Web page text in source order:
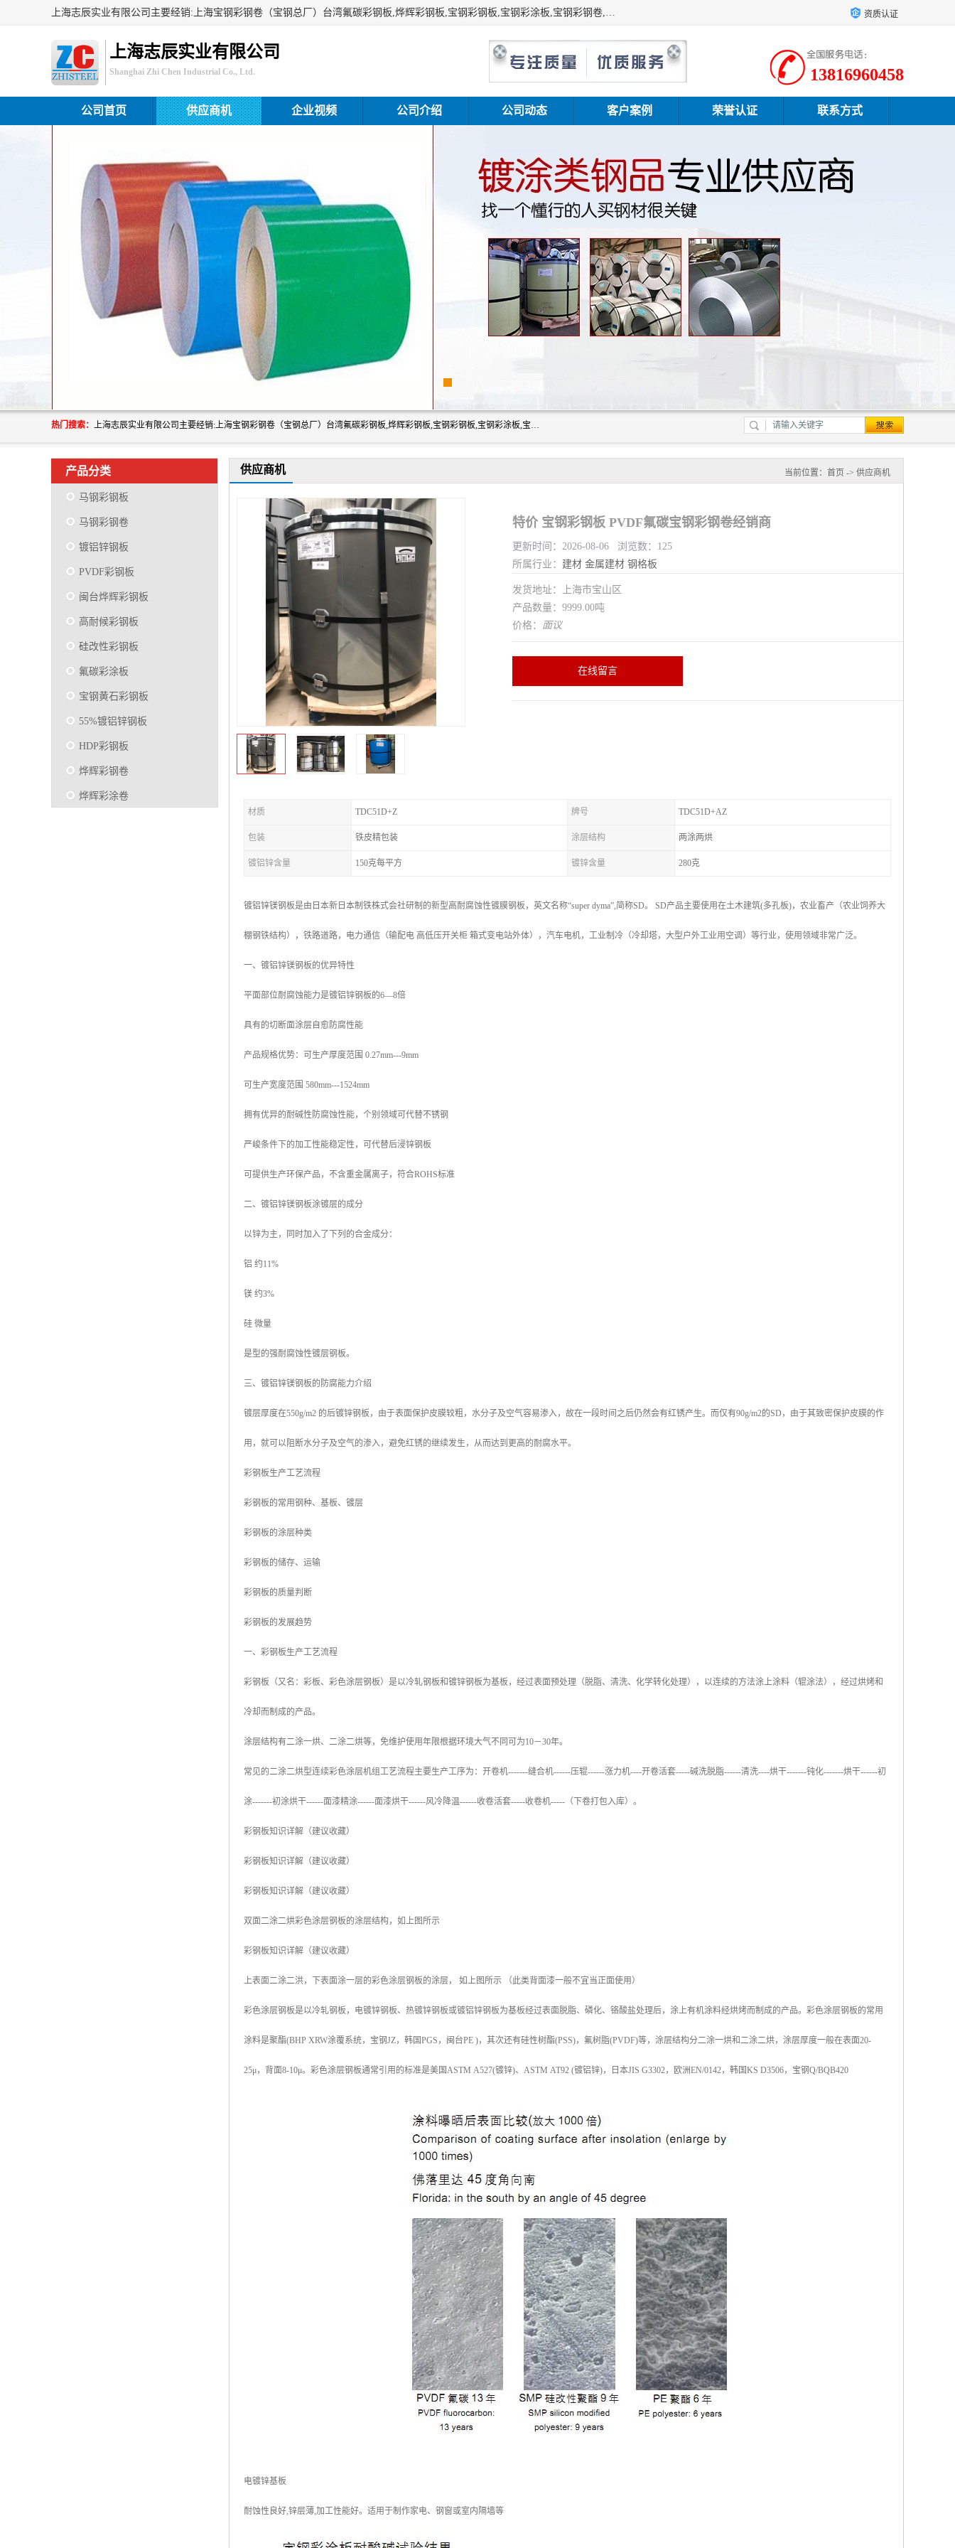
上海志辰实业有限公司主要经销:上海宝钢彩钢卷（宝钢总厂）台湾氟碳彩钢板,烨辉彩钢板,宝钢彩钢板,宝钢彩涂板,宝钢彩钢卷,马钢彩钢板,马钢彩钢卷,镀铝锌钢板,PVDF彩钢板,台湾烨辉彩钢板,高耐候彩钢板,硅改性彩钢板,规格齐全。 资质认证
上海志辰实业有限公司
Shanghai Zhi Chen Industrial Co., Ltd. 13816960458
公司首页 供应商机 企业视频 公司介绍 公司动态 客户案例 荣誉认证 联系方式
热门搜索： 上海志辰实业有限公司主要经销:上海宝钢彩钢卷（宝钢总厂）台湾氟碳彩钢板,烨辉彩钢板,宝钢彩钢板,宝钢彩涂板,宝钢彩钢卷,马钢彩钢板,马钢彩钢卷,镀铝锌钢板,PVDF彩钢板,台湾烨辉彩钢板,高耐候彩钢板,硅改性彩钢板,规格齐全。
产品分类
马钢彩钢板
马钢彩钢卷
镀铝锌钢板
PVDF彩钢板
闽台烨辉彩钢板
高耐候彩钢板
硅改性彩钢板
氟碳彩涂板
宝钢黄石彩钢板
55%镀铝锌钢板
HDP彩钢板
烨辉彩钢卷
烨辉彩涂卷
供应商机 当前位置： 首页 -> 供应商机
特价 宝钢彩钢板 PVDF氟碳宝钢彩钢卷经销商
更新时间：2026-08-06 浏览数：125
所属行业： 建材 金属建材 钢格板
发货地址：上海市宝山区
产品数量：9999.00吨
价格： 面议
在线留言
材质 TDC51D+Z 牌号 TDC51D+AZ
包装 铁皮精包装 涂层结构 两涂两烘
镀铝锌含量 150克每平方 镀锌含量 280克
镀铝锌镁钢板是由日本新日本制铁株式会社研制的新型高耐腐蚀性镀膜钢板，英文名称“super dyma”,简称SD。 SD产品主要使用在土木建筑(多孔板)，农业畜产（农业饲养大
棚钢铁结构），铁路道路，电力通信（输配电 高低压开关柜 箱式变电站外体），汽车电机，工业制冷（冷却塔，大型户外工业用空调）等行业，使用领域非常广泛。
一、镀铝锌镁钢板的优异特性
平面部位耐腐蚀能力是镀铝锌钢板的6—8倍
具有的切断面涂层自愈防腐性能
产品规格优势：可生产厚度范围 0.27mm---9mm
可生产宽度范围 580mm---1524mm
拥有优异的耐碱性防腐蚀性能，个别领域可代替不锈钢
严峻条件下的加工性能稳定性，可代替后浸锌钢板
可提供生产环保产品，不含重金属离子，符合ROHS标准
二、镀铝锌镁钢板涂镀层的成分
以锌为主，同时加入了下列的合金成分：
铝 约11%
镁 约3%
硅 微量
是型的强耐腐蚀性镀层钢板。
三、镀铝锌镁钢板的防腐能力介绍
镀层厚度在550g/m2 的后镀锌钢板，由于表面保护皮膜较粗，水分子及空气容易渗入，故在一段时间之后仍然会有红锈产生。而仅有90g/m2的SD，由于其致密保护皮膜的作
用，就可以阻断水分子及空气的渗入，避免红锈的继续发生，从而达到更高的耐腐水平。
彩钢板生产工艺流程
彩钢板的常用钢种、基板、镀层
彩钢板的涂层种类
彩钢板的储存、运输
彩钢板的质量判断
彩钢板的发展趋势
一、彩钢板生产工艺流程
彩钢板（又名：彩板、彩色涂层钢板）是以冷轧钢板和镀锌钢板为基板，经过表面预处理（脱脂、清洗、化学转化处理），以连续的方法涂上涂料（辊涂法），经过烘烤和
冷却而制成的产品。
涂层结构有二涂一烘、二涂二烘等，免维护使用年限根据环境大气不同可为10－30年。
常见的二涂二烘型连续彩色涂层机组工艺流程主要生产工序为：开卷机-------缝合机------压辊------涨力机----开卷活套-----碱洗脱脂------清洗----烘干-------钝化-------烘干------初
涂-------初涂烘干------面漆精涂------面漆烘干------风冷降温------收卷活套-----收卷机-----（下卷打包入库）。
彩钢板知识详解（建议收藏）
彩钢板知识详解（建议收藏）
彩钢板知识详解（建议收藏）
双面二涂二烘彩色涂层钢板的涂层结构，如上图所示
彩钢板知识详解（建议收藏）
上表面二涂二洪，下表面涂一层的彩色涂层钢板的涂层， 如上图所示 （此类背面漆一般不宜当正面使用）
彩色涂层钢板是以冷轧钢板，电镀锌钢板、热镀锌钢板或镀铝锌钢板为基板经过表面脱脂、磷化、铬酸盐处理后，涂上有机涂料经烘烤而制成的产品。彩色涂层钢板的常用
涂料是聚酯(BHP XRW涂覆系统，宝钢JZ，韩国PGS，闽台PE )，其次还有硅性树酯(PSS)，氟树脂(PVDF)等，涂层结构分二涂一烘和二涂二烘，涂层厚度一般在表面20-
25μ，背面8-10μ。彩色涂层钢板通常引用的标准是美国ASTM A527(镀锌)、ASTM AT92 (镀铝锌)，日本JIS G3302，欧洲EN/0142，韩国KS D3506，宝钢Q/BQB420
电镀锌基板
耐蚀性良好,锌层薄,加工性能好。适用于制作家电、钢窗或室内隔墙等